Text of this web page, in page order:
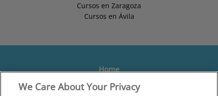
Cursos en Zaragoza
Cursos en Ávila
Home
Formación
We Care About Your Privacy